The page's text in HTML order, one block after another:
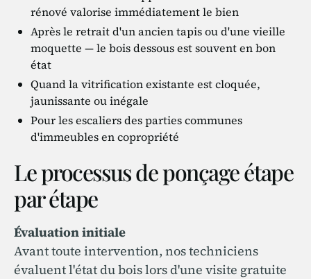
rénové valorise immédiatement le bien
Après le retrait d'un ancien tapis ou d'une vieille
moquette — le bois dessous est souvent en bon
état
Quand la vitrification existante est cloquée,
jaunissante ou inégale
Pour les escaliers des parties communes
d'immeubles en copropriété
Le processus de ponçage étape
par étape
Évaluation initiale
Avant toute intervention, nos techniciens
évaluent l'état du bois lors d'une visite gratuite